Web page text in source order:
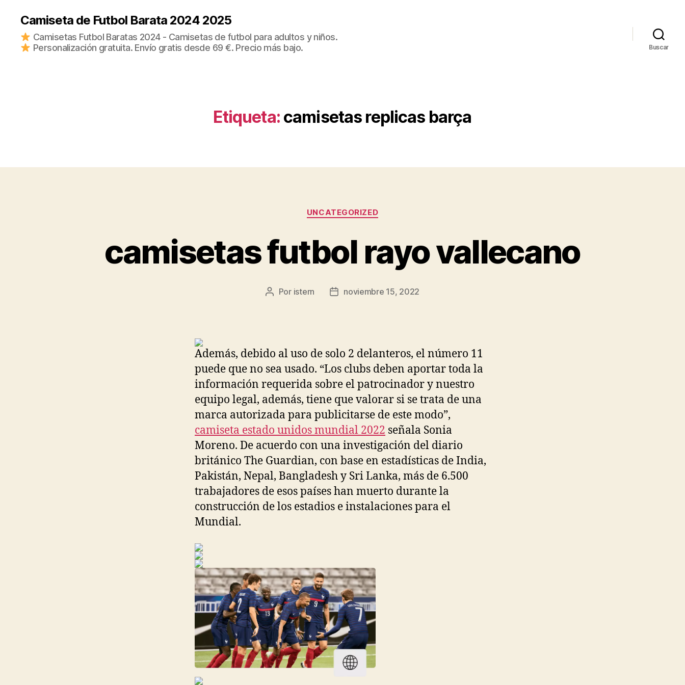
Camiseta de Futbol Barata 2024 2025
Camisetas Futbol Baratas 2024 - Camisetas de futbol para adultos y niños.
Personalización gratuita. Envío gratis desde 69 €. Precio más bajo.
Buscar
Etiqueta: camisetas replicas barça
Categorías
UNCATEGORIZED
camisetas futbol rayo vallecano
Autor
Por istern
Fechanoviembre 15, 2022
Además, debido al uso de solo 2 delanteros, el número 11
puede que no sea usado. “Los clubs deben aportar toda la
información requerida sobre el patrocinador y nuestro
equipo legal, además, tiene que valorar si se trata de una
marca autorizada para publicitarse de este modo”,
camiseta estado unidos mundial 2022 señala Sonia
Moreno. De acuerdo con una investigación del diario
británico The Guardian, con base en estadísticas de India,
Pakistán, Nepal, Bangladesh y Sri Lanka, más de 6.500
trabajadores de esos países han muerto durante la
construcción de los estadios e instalaciones para el
Mundial.